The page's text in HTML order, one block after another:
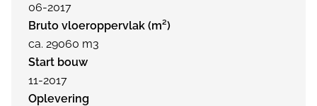
06-2017
Bruto vloeroppervlak (m²)
ca. 29060 m3
Start bouw
11-2017
Oplevering